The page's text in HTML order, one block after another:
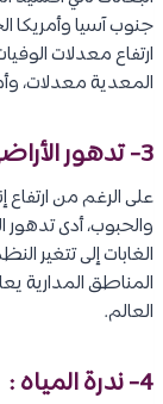
جنوب آسيا وأمريكا
ارتفاع معدلات
المعدية معدلات،
3- تدهور الأراضي :
على الرغم من ارتفاع
والحبوب، أدى تدهور
الغابات إلى تتغير
المناطق المدارية
العالم.
4- ندرة المياه :